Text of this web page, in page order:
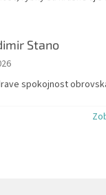
Stano
obchodu je 5 z 5
spokojnost